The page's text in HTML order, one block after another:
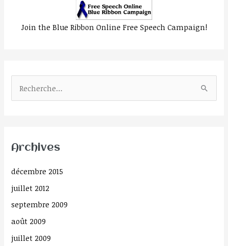
Join the Blue Ribbon Online Free Speech Campaign!
e
e
h
e
r
Archives
décembre 2015
juillet 2012
septembre 2009
août 2009
juillet 2009